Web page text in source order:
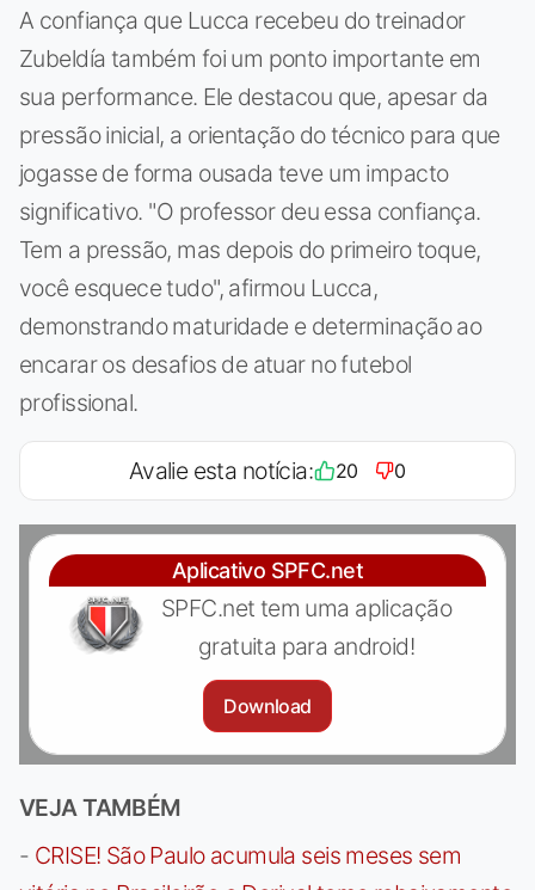
A confiança que Lucca recebeu do treinador
Zubeldía também foi um ponto importante em
sua performance. Ele destacou que, apesar da
pressão inicial, a orientação do técnico para que
jogasse de forma ousada teve um impacto
significativo. "O professor deu essa confiança.
Tem a pressão, mas depois do primeiro toque,
você esquece tudo", afirmou Lucca,
demonstrando maturidade e determinação ao
encarar os desafios de atuar no futebol
profissional.
Avalie esta notícia: 20 0
Aplicativo SPFC.net
SPFC.net tem uma aplicação
gratuita para android!
Download
VEJA TAMBÉM
- CRISE! São Paulo acumula seis meses sem